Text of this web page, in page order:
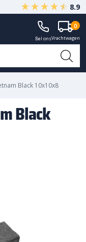
Gegarandeerd A-kwaliteit
8.9
Bel onsVrachtwagen
0
Black 10x10x8
Black